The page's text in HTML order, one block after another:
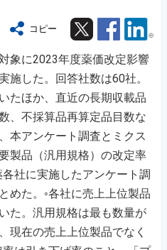
コピー Twitter Facebook
象に2023年度薬価改定影響
施した。回答社数は60社。
たほか、直近の長期収載品
、不採算品再算定品目数な
本アンケート調査とミクス
製品（汎用規格）の改定率
社に実施したアンケート調
めた。◦各社に売上上位製品
た。汎用規格は最も数量が
現在の売上上位製品でなく